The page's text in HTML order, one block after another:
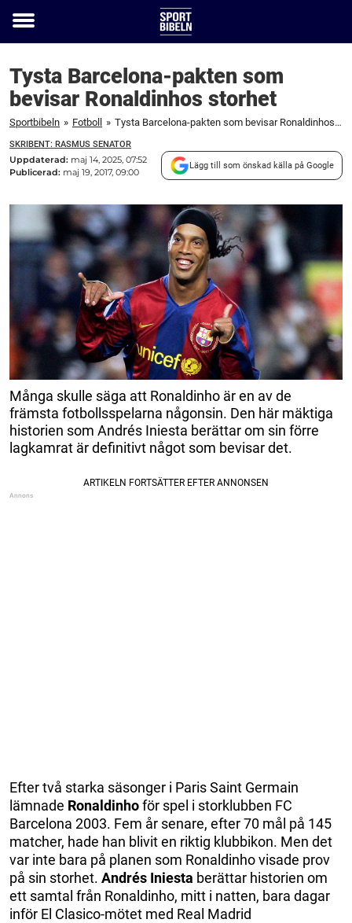
Toggle
Tysta Barcelona-pakten som
bevisar Ronaldinhos storhet
Sportbibeln » Fotboll » Tysta Barcelona-pakten som bevisar Ronaldinhos storhet
SKRIBENT: RASMUS SENATOR
Uppdaterad: maj 14, 2025, 07:52
Publicerad: maj 19, 2017, 09:00
Lägg till som önskad källa på Google
Många skulle säga att Ronaldinho är en av de
främsta fotbollsspelarna någonsin. Den här mäktiga
historien som Andrés Iniesta berättar om sin förre
lagkamrat är definitivt något som bevisar det.
Efter två starka säsonger i Paris Saint Germain
lämnade Ronaldinhoför spel i storklubben FC
Barcelona 2003. Fem år senare, efter 70 mål på 145
matcher, hade han blivit en riktig klubbikon. Men det
var inte bara på planen som Ronaldinho visade prov
på sin storhet. Andrés Iniesta berättar historien om
ett samtal från Ronaldinho, mitt i natten, bara dagar
inför El Clasico-mötet med Real Madrid